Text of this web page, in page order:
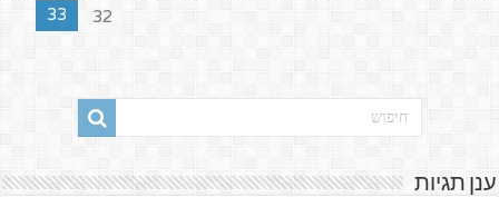
32
33
ענן תגיות